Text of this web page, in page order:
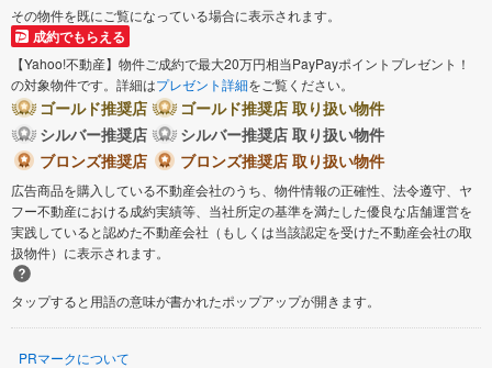
その物件を既にご覧になっている場合に表示されます。
成約でもらえる
【Yahoo!不動産】物件ご成約で最大20万円相当PayPayポイントプレゼント！
の対象物件です。詳細はプレゼント詳細をご覧ください。
ゴールド推奨店
ゴールド推奨店 取り扱い物件
シルバー推奨店
シルバー推奨店 取り扱い物件
ブロンズ推奨店
ブロンズ推奨店 取り扱い物件
広告商品を購入している不動産会社のうち、物件情報の正確性、法令遵守、ヤ
フー不動産における成約実績等、当社所定の基準を満たした優良な店舗運営を
実践していると認めた不動産会社（もしくは当該認定を受けた不動産会社の取
扱物件）に表示されます。
タップすると用語の意味が書かれたポップアップが開きます。
PRマークについて